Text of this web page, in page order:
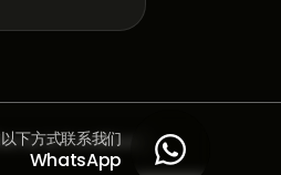
& Conditions
下方式联系我们
WhatsApp 